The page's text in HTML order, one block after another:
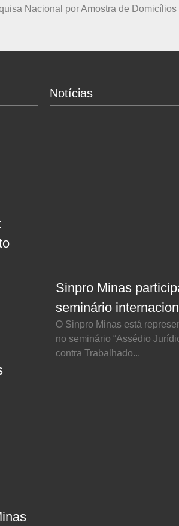
Nacional por Amostra de
Notícias
Sinpro Minas
seminário
O Sinpro Minas está
no seminário “Assédio
contra Trabalhado...